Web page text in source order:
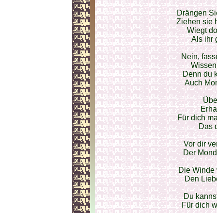
Drängen
Ziehen sie
Wiegt
Als ihr
Nein,
Denn du
Auch
Für dich
Das
Vor dir
Der
Die Winde
Den
Du
Für dich